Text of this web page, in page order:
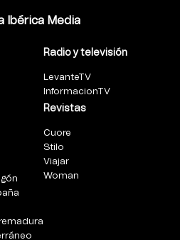
Ibérica Media
Radio y televisión
LevanteTV
InformacionTV
Revistas
Cuore
Stilo
Viajar
Woman